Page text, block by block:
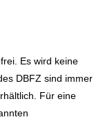
Es wird keine
DBFZ sind immer
Für eine